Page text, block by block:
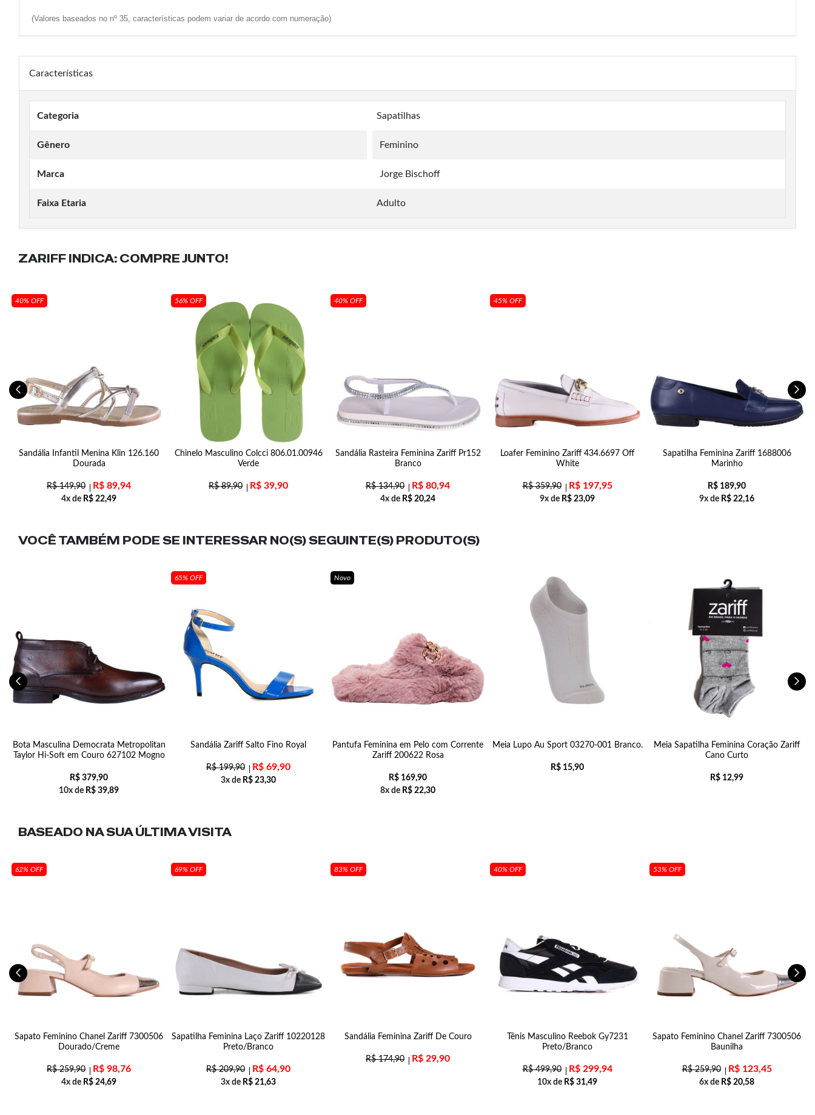
(Valores baseados no nº 35, características podem variar de acordo com numeração)
Características
Categoria Sapatilhas
Gênero Feminino
Marca Jorge Bischoff
Faixa Etaria Adulto
ZARIFF INDICA: COMPRE JUNTO!
40% OFF
Sandália Infantil Menina Klin 126.160
Dourada
R$149,90 R$ 89,94
4x de R$ 22,49
56% OFF
Chinelo Masculino Colcci 806.01.00946
Verde
R$89,90 R$ 39,90
40% OFF
Sandália Rasteira Feminina Zariff Pr152
Branco
R$134,90 R$ 80,94
4x de R$ 20,24
45% OFF
Loafer Feminino Zariff 434.6697 Off
White
R$359,90 R$197,95
9x de R$ 23,09
Sapatilha Feminina Zariff 1688006
Marinho
R$ 189,90
9x de R$ 22,16
VOCÊ TAMBÉM PODE SE INTERESSAR NO(S) SEGUINTE(S) PRODUTO(S)
Bota Masculina Democrata Metropolitan
Taylor Hi-Soft em Couro 627102 Mogno
R$ 379,90
10x de R$ 39,89
65% OFF
Sandália Zariff Salto Fino Royal
R$199,90 R$ 69,90
3x de R$ 23,30
Novo
Pantufa Feminina em Pelo com Corrente
Zariff 200622 Rosa
R$ 169,90
8x de R$ 22,30
Meia Lupo Au Sport 03270-001 Branco.
R$ 15,90
Meia Sapatilha Feminina Coração Zariff
Cano Curto
R$ 12,99
BASEADO NA SUAÚLTIMA VISITA
62% OFF
Sapato Feminino Chanel Zariff 7300506
Dourado/Creme
R$259,90 R$ 98,76
4x de R$ 24,69
69% OFF
Sapatilha Feminina Laço Zariff 10220128
Preto/Branco
R$209,90 R$ 64,90
3x de R$ 21,63
83% OFF
Sandália Feminina Zariff De Couro
R$174,90 R$ 29,90
40% OFF
Tênis Masculino Reebok Gy7231
Preto/Branco
R$499,90 R$299,94
10x de R$ 31,49
53% OFF
Sapato Feminino Chanel Zariff 7300506
Baunilha
R$259,90 R$123,45
6x de R$ 20,58